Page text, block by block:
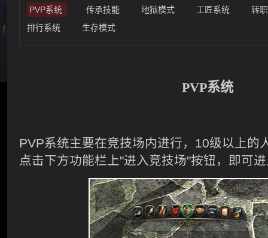
PVP系统 传承技能 地狱模式 工匠系统
转
排行系统
生存模式
PVP系统
PVP系统主要在竞技场内进行， 10级以上的
点击下方功能栏上"进入竞技场"按钮，即可